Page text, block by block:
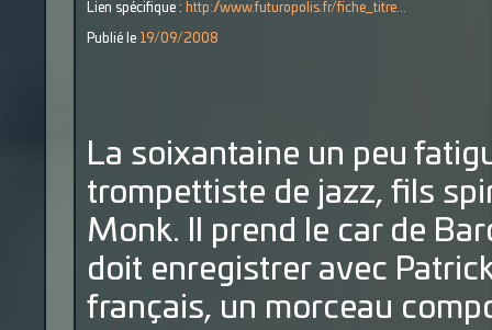
Lien spécifique : http://www.futuropolis.fr/fiche_titre...
Publié le 19/09/2008
La soixantaine un peu
trompettiste de jazz, fils
Monk. Il prend le car de
doit enregistrer avec
français, un morceau